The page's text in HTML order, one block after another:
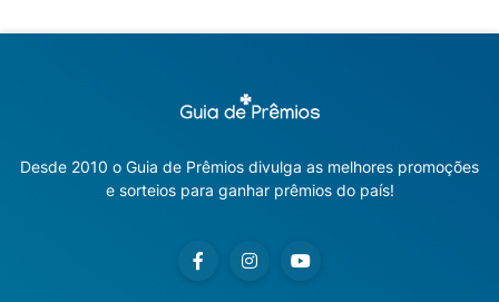
Desde 2010 o Guia de Prêmios divulga as melhores promoções
e sorteios para ganhar prêmios do país!